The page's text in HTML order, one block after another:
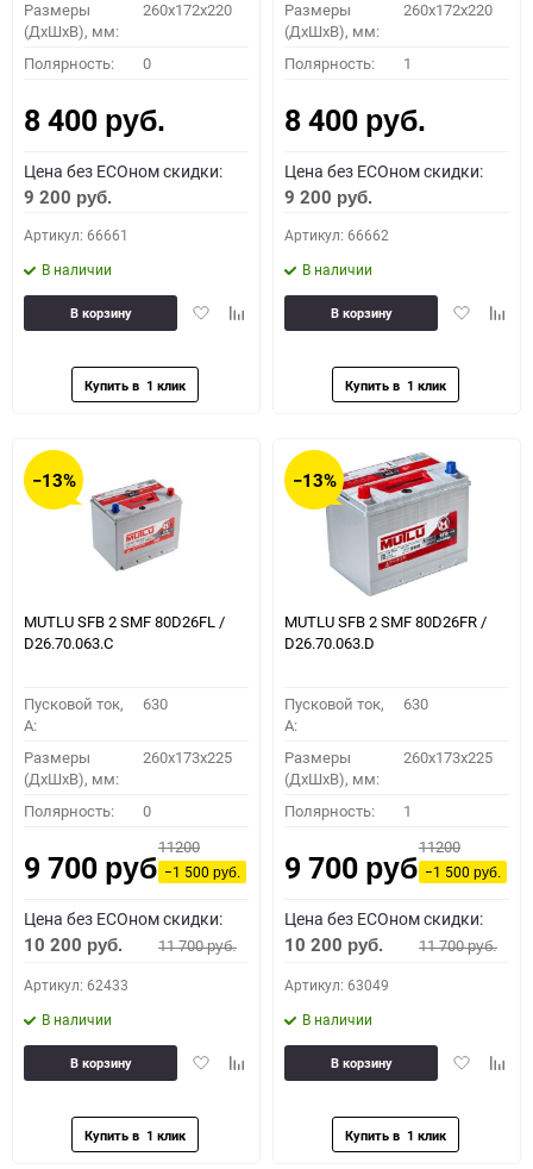
Размеры
(ДхШхВ), мм:
260x172x220
Полярность: 0
8 400 руб.
Цена без ECOном скидки:
9 200 руб.
Артикул: 66661
В наличии
ДобавитьДобавить
В корзину
Размеры
(ДхШхВ), мм:
260x172x220
Полярность: 1
8 400 руб.
Цена без ECOном скидки:
9 200 руб.
Артикул: 66662
В наличии
Добавить
В корзину
−13%
MUTLU SFB 2 SMF 80D26FL /
D26.70.063.C
Пусковой ток,
A:
630
Размеры
(ДхШхВ), мм:
260x173x225
Полярность: 0
9 700 руб.
11200
−1 500руб.
Цена без ECOном скидки:
10 200 руб. 11 700руб.
Артикул: 62433
В наличии
ДобавитьДобавить
В корзину
−13%
MUTLU SFB 2 SMF 80D26FR /
D26.70.063.D
Пусковой ток,
A:
630
Размеры
(ДхШхВ), мм:
260x173x225
Полярность: 1
9 700 руб.
11200
−1 500руб.
Цена без ECOном скидки:
10 200 руб. 11 700руб.
Артикул: 63049
В наличии
Добавить
В корзину